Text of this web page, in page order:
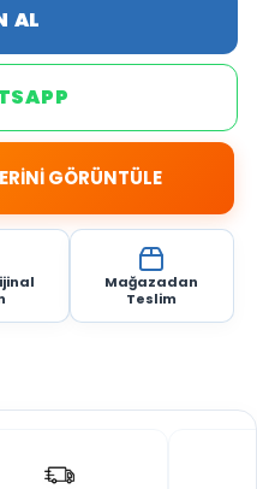
AL
GÖRÜNTÜLE
Mağazadan
Teslim